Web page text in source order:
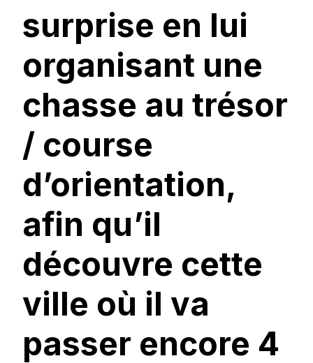
surprise en lui
organisant une
chasse au trésor
/ course
d’orientation,
afin qu’il
découvre cette
ville où il va
passer encore 4